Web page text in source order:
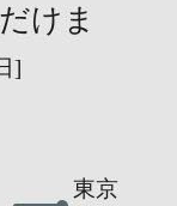
けま
]
東京